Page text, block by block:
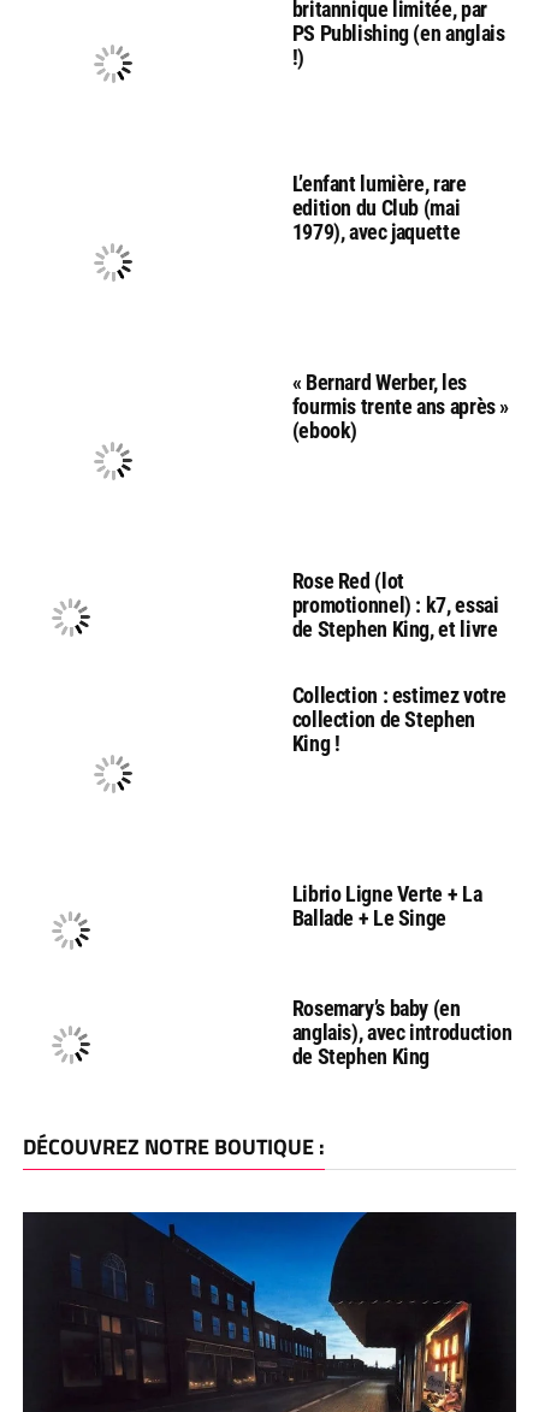
britannique limitée, par
PS Publishing (en anglais
!)
L’enfant lumière, rare
edition du Club (mai
1979), avec jaquette
« Bernard Werber, les
fourmis trente ans après »
(ebook)
Rose Red (lot
promotionnel) : k7, essai
de Stephen King, et livre
Collection : estimez votre
collection de Stephen
King !
Librio Ligne Verte + La
Ballade + Le Singe
Rosemary’s baby (en
anglais), avec introduction
de Stephen King
DÉCOUVREZ NOTRE BOUTIQUE :